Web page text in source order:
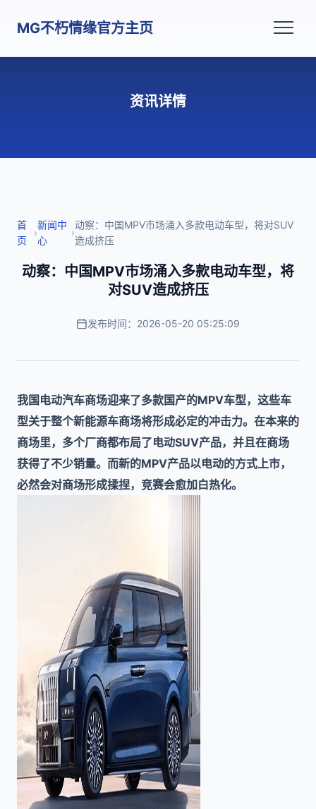
MG不朽情缘官方主页
资讯详情
首
页
›
新闻中
心
›
动察：中国MPV市场涌入多款电动车型，将对SUV
造成挤压
动察：中国MPV市场涌入多款电动车型，将
对SUV造成挤压
发布时间：2026-05-20 05:25:09
我国电动汽车商场迎来了多款国产的MPV车型，这些车
型关于整个新能源车商场将形成必定的冲击力。在本来的
商场里，多个厂商都布局了电动SUV产品，并且在商场
获得了不少销量。而新的MPV产品以电动的方式上市，
必然会对商场形成揉捏，竞赛会愈加白热化。